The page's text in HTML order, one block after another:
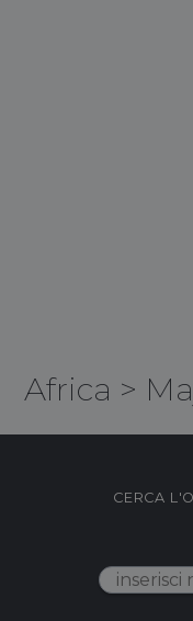
Africa >
CERCA